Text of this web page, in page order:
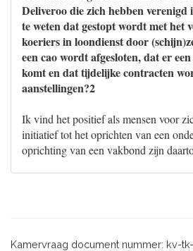
Deliveroo die zich hebben
te weten dat gestopt wordt met het
koeriers in loondienst door
een cao wordt afgesloten, dat er
komt en dat tijdelijke contracten
aanstellingen?2
Ik vind het positief als mensen voor
initiatief tot het oprichten van een
oprichting van een vakbond zijn
Kamervraag document nummer: kv-